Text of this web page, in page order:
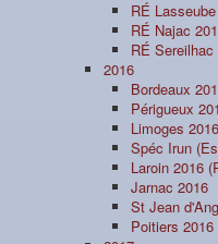
RÉ
RÉ Najac
RÉ Sereilhac
2016
Bordeaux
Périgueux
Limoges 2016
Spéc Irun
Laroin 2016
Jarnac 2016
St Jean
Poitiers 2016